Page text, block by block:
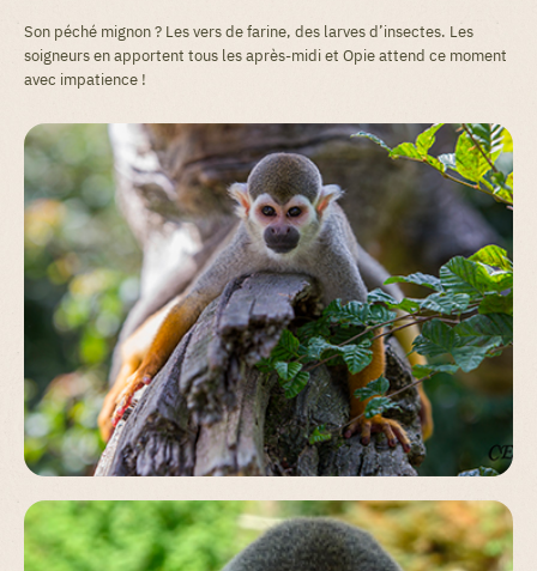
Son péché mignon ? Les vers de farine, des larves d’insectes. Les
soigneurs en apportent tous les après-midi et Opie attend ce moment
avec impatience !